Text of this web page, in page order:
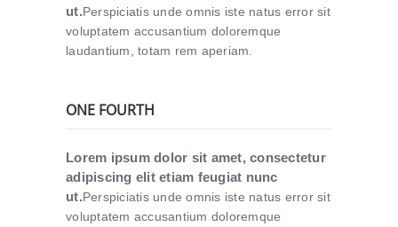
ut.Perspiciatis unde omnis iste natus error sit
voluptatem accusantium doloremque
laudantium, totam rem aperiam.
ONE FOURTH
Lorem ipsum dolor sit amet, consectetur
adipiscing elit etiam feugiat nunc
ut.Perspiciatis unde omnis iste natus error sit
voluptatem accusantium doloremque